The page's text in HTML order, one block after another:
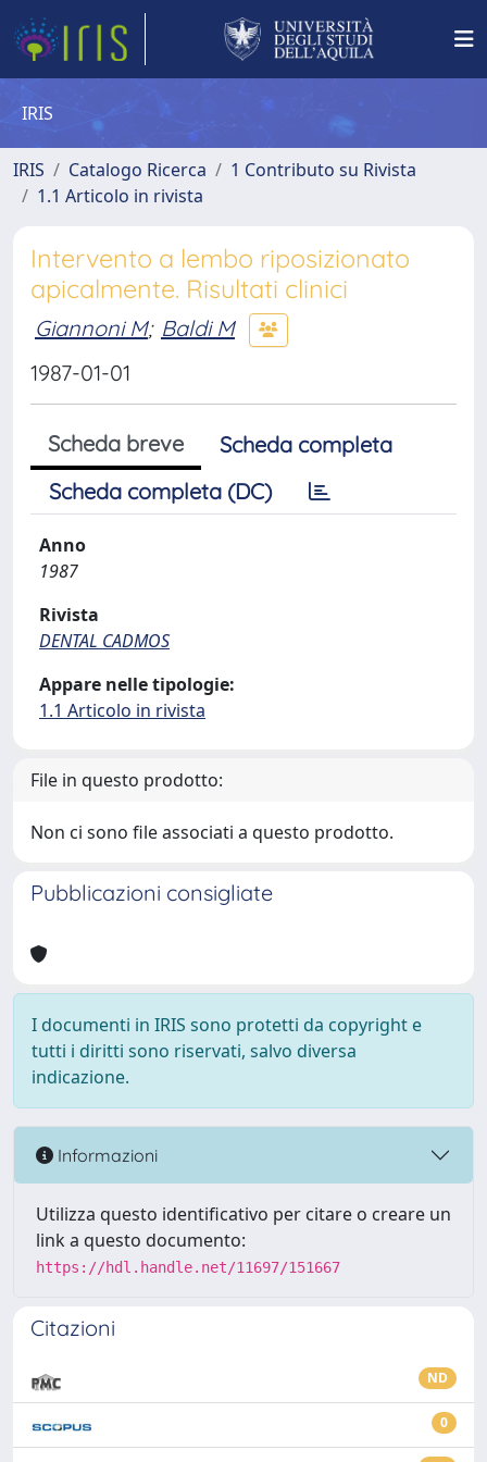
IRIS
IRIS Catalogo Ricerca
1 Contributo su Rivista
1.1 Articolo in rivista
Intervento a lembo riposizionato
apicalmente. Risultati clinici
Giannoni M; Baldi M
1987-01-01
Scheda breve
Scheda completa
Scheda completa (DC)
Anno
1987
Rivista
DENTAL CADMOS
Appare nelle tipologie:
1.1 Articolo in rivista
File in questo prodotto:
Non ci sono file associati a questo prodotto.
Pubblicazioni consigliate
I documenti in IRIS sono protetti da copyright e
tutti i diritti sono riservati, salvo diversa
indicazione.
Informazioni
Utilizza questo identificativo per citare o creare un
link a questo documento:
https://hdl.handle.net/11697/151667
Citazioni
ND
0